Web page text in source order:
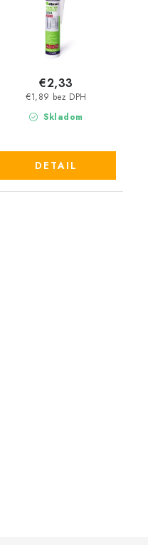
Skladom
€1,89 bez DPH
€2,33
DETAIL